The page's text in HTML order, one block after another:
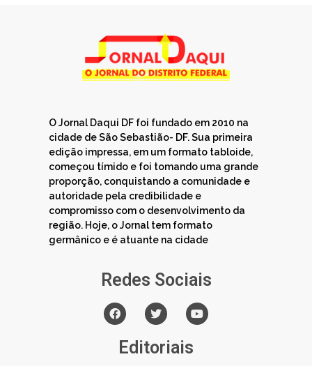
O Jornal Daqui DF foi fundado em 2010 na
cidade de São Sebastião- DF. Sua primeira
edição impressa, em um formato tabloide,
começou tímido e foi tomando uma grande
proporção, conquistando a comunidade e
autoridade pela credibilidade e
compromisso com o desenvolvimento da
região. Hoje, o Jornal tem formato
germânico e é atuante na cidade
Redes Sociais
Editoriais